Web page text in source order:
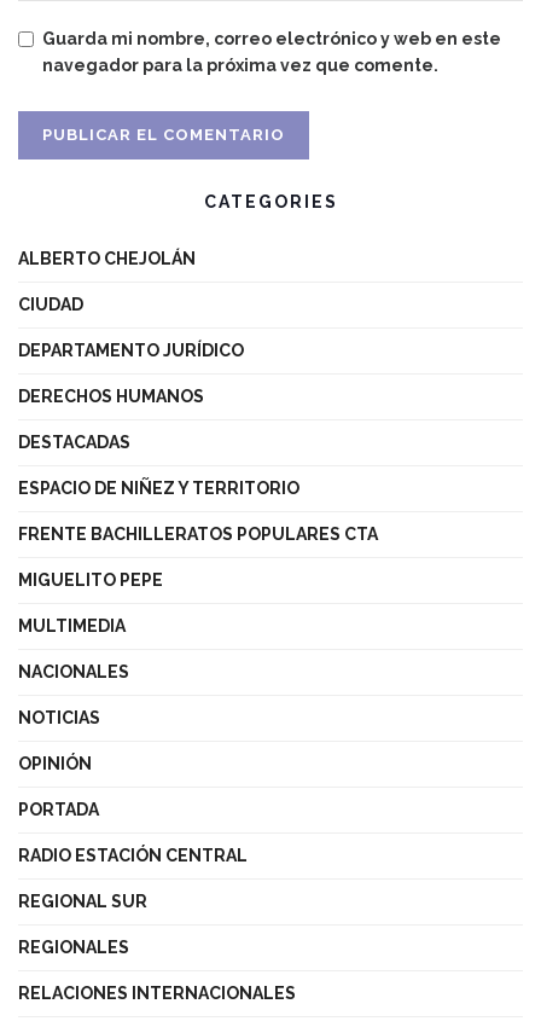
Guarda mi nombre, correo electrónico y web en este
navegador para la próxima vez que comente.
CATEGORIES
ALBERTO CHEJOLÁN
CIUDAD
DEPARTAMENTO JURÍDICO
DERECHOS HUMANOS
DESTACADAS
ESPACIO DE NIÑEZ Y TERRITORIO
FRENTE BACHILLERATOS POPULARES CTA
MIGUELITO PEPE
MULTIMEDIA
NACIONALES
NOTICIAS
OPINIÓN
PORTADA
RADIO ESTACIÓN CENTRAL
REGIONAL SUR
REGIONALES
RELACIONES INTERNACIONALES